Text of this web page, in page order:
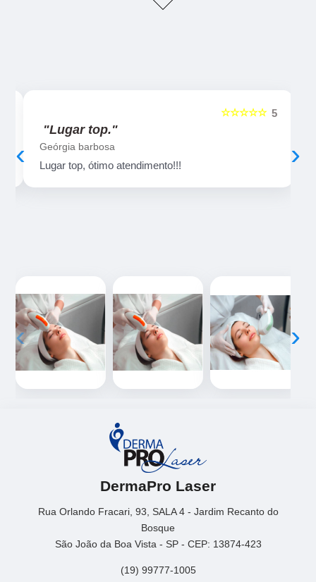
5
☆☆☆☆☆
"Lugar top."
Geórgia barbosa
Lugar top, ótimo atendimento!!!
‹ ›
‹ ›
DermaPro Laser
Rua Orlando Fracari, 93, SALA 4 - Jardim Recanto do
Bosque
São João da Boa Vista - SP - CEP: 13874-423
(19) 99777-1005